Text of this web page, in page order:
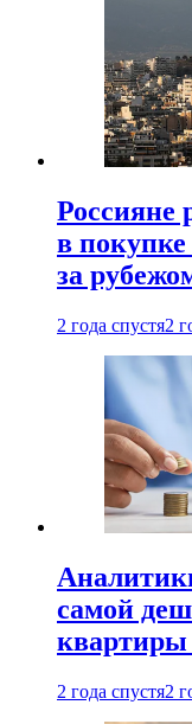
Россияне
в
за
2 года спустя2
самой
2 года спустя2